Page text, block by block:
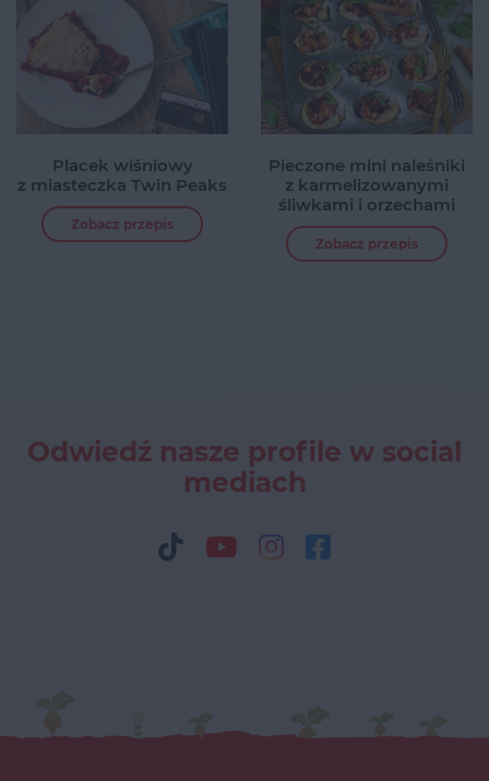
Placek wiśniowy
z miasteczka Twin Peaks
Zobacz przepis
Pieczone mini naleśniki
z karmelizowanymi
śliwkami i orzechami
Zobacz przepis
Odwiedź nasze profile w social
mediach